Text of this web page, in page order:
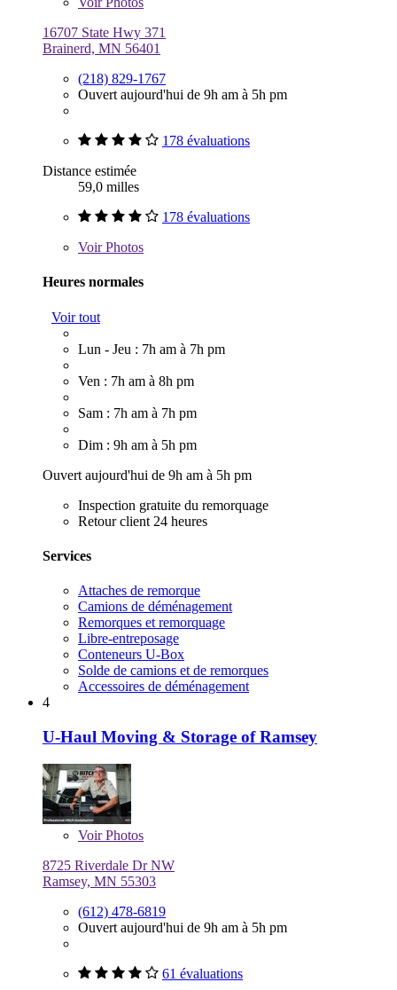
16707 State Hwy 371
Brainerd, MN 56401
(218) 829-1767
Ouvert aujourd'hui de 9h am à 5h pm
178 évaluations
Distance estimée
59,0 milles
178 évaluations
VoirPhotos
Heures normales
Voir tout
Lun - Jeu : 7h am à 7h pm
Ven : 7h am à 8h pm
Sam : 7h am à 7h pm
Dim : 9h am à 5h pm
Ouvert aujourd'hui de 9h am à 5h pm
Inspection gratuite du remorquage
Retour client 24 heures
Services
Attaches de remorque
Camions de déménagement
Remorques et remorquage
Libre-entreposage
Conteneurs U-Box
Solde de camions et de remorques
Accessoires de déménagement
4
U-Haul Moving & Storage of Ramsey
VoirPhotos
8725 Riverdale Dr NW
Ramsey, MN 55303
(612) 478-6819
Ouvert aujourd'hui de 9h am à 5h pm
61 évaluations